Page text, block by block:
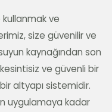
kullanmak ve
size güvenilir ve
kaynağından son
ve güvenli bir
altyapı sistemidir.
uygulamaya kadar